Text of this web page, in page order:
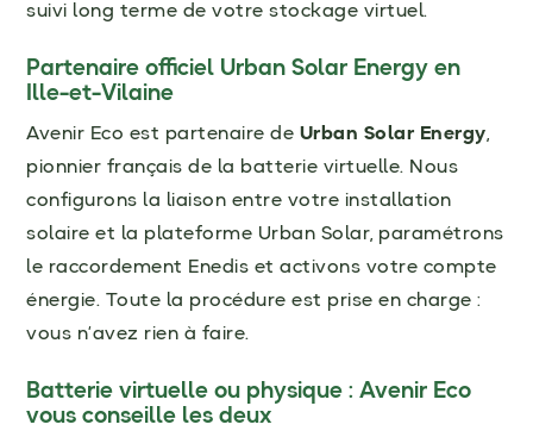
suivi long terme de votre stockage virtuel.
Partenaire officiel Urban Solar Energy en
Ille-et-Vilaine
Avenir Eco est partenaire de Urban Solar Energy,
pionnier français de la batterie virtuelle. Nous
configurons la liaison entre votre installation
solaire et la plateforme Urban Solar, paramétrons
le raccordement Enedis et activons votre compte
énergie. Toute la procédure est prise en charge :
vous n’avez rien à faire.
Batterie virtuelle ou physique : Avenir Eco
vous conseille les deux